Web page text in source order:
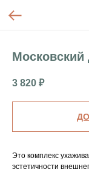
Московский
3 820 ₽
Это комплекс
эстетичности